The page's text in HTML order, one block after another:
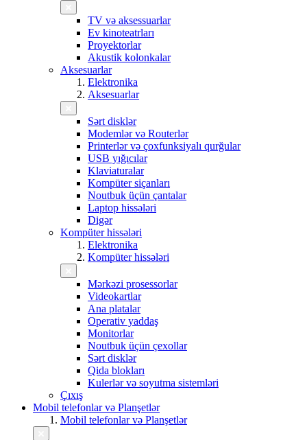
TV və aksessuarlar
Ev kinoteatrları
Proyektorlar
Akustik kolonkalar
Aksesuarlar
Elektronika
Aksesuarlar
Sərt disklər
Modemlər və Routerlər
Printerlər və çoxfunksiyalı qurğular
USB yığıcılar
Klaviaturalar
Kompüter siçanları
Noutbuk üçün çantalar
Laptop hissələri
Digər
Kompüter hissələri
Elektronika
Kompüter hissələri
Mərkəzi prosessorlar
Videokartlar
Ana platalar
Operativ yaddaş
Monitorlar
Noutbuk üçün çexollar
Sərt disklər
Qida blokları
Kulerlər və soyutma sistemləri
Çıxış
Mobil telefonlar və Planşetlər
Mobil telefonlar və Planşetlər